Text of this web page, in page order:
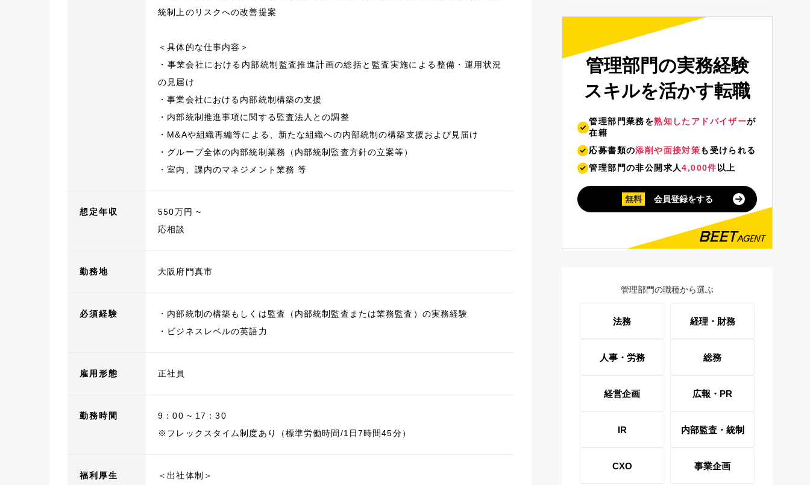
統制上のリスクへの改善提案
＜具体的な仕事内容＞
・事業会社における内部統制監査推進計画の総括と監査実施による整備・運用状況
の見届け
・事業会社における内部統制構築の支援
・内部統制推進事項に関する監査法人との調整
・M&Aや組織再編等による、新たな組織への内部統制の構築支援および見届け
・グループ全体の内部統制業務（内部統制監査方針の立案等）
・室内、課内のマネジメント業務 等
想定年収
550万円 ~
応相談
勤務地 大阪府門真市
必須経験
・内部統制の構築もしくは監査（内部統制監査または業務監査）の実務経験
・ビジネスレベルの英語力
雇用形態 正社員
勤務時間
9：00 ~ 17：30
※フレックスタイム制度あり（標準労働時間/1日7時間45分）
福利厚生
＜出社体制＞
管理部門の実務経験
スキルを活かす転職
管理部門業務を熟知したアドバイザーが
在籍
応募書類の添削や面接対策も受けられる
管理部門の非公開求人4,000件以上
無料 会員登録をする
管理部門の職種から選ぶ
法務 経理・財務
人事・労務 総務
経営企画 広報・PR
IR 内部監査・統制
CXO 事業企画